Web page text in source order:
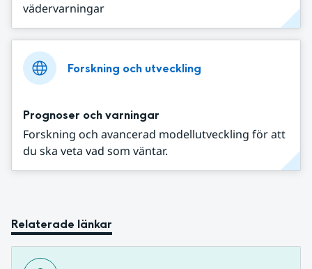
vädervarningar
Forskning och utveckling
Prognoser och varningar
Forskning och avancerad modellutveckling för att
du ska veta vad som väntar.
Relaterade länkar